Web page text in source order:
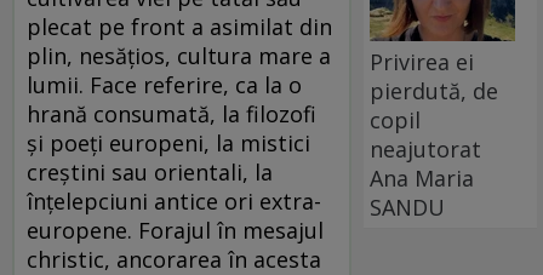
plecat pe front a asimilat din
plin, nesăţios, cultura mare a
lumii. Face referire, ca la o
hrană consumată, la filozofi
şi poeţi europeni, la mistici
creştini sau orientali, la
înţelepciuni antice ori extra-
europene. Forajul în mesajul
christic, ancorarea în acesta
Privirea ei
pierdută, de
copil
neajutorat
Ana Maria
SANDU